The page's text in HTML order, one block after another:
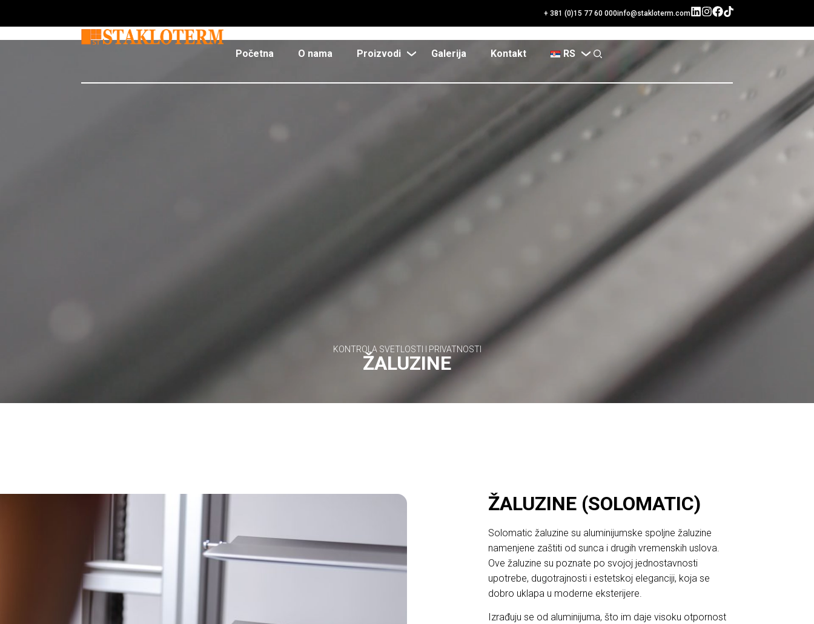
+ 381 (0)15 77 60 000info@stakloterm.com
Početna O nama Proizvodi Galerija Kontakt RS
KONTROLA SVETLOSTI I PRIVATNOSTI
ŽALUZINE
ŽALUZINE (SOLOMATIC)
Solomatic žaluzine su aluminijumske spoljne žaluzine
namenjene zaštiti od sunca i drugih vremenskih uslova.
Ove žaluzine su poznate po svojoj jednostavnosti
upotrebe, dugotrajnosti i estetskoj eleganciji, koja se
dobro uklapa u moderne eksterijere.
Izrađuju se od aluminijuma, što im daje visoku otpornost